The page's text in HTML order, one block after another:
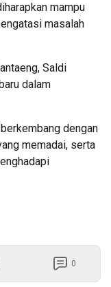
mampu
masalah
Saldi
dalam
dengan
memadai, serta
0